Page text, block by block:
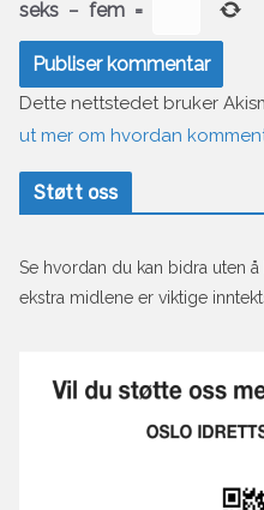
seks − fem =
Dette nettstedet bruker
ut mer om hvordan
Støtt oss
Se hvordan du kan bidra uten
ekstra midlene er viktige